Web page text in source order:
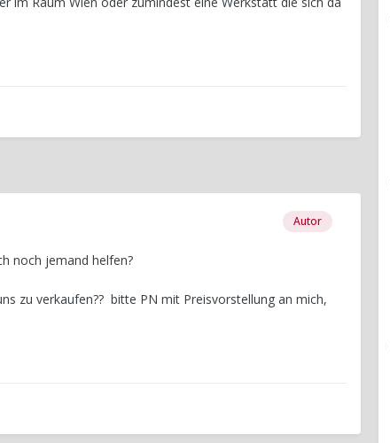
Autor
noch jemand helfen?
zu verkaufen?? bitte PN mit Preisvorstellung an mich,